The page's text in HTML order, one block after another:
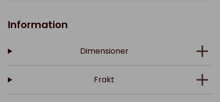
Information
Dimensioner
Frakt